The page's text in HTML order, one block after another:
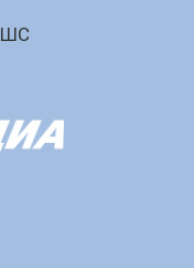
арттыру
болады?»￼